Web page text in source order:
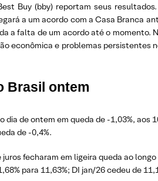
Buy (bby) reportam seus
a um acordo com a Casa Branca
a falta de um acordo até o momento.
econômica e problemas persistentes
Brasil ontem
dia de ontem em queda de -1,03%,
de -0,4%.
fecharam em ligeira queda ao
para 11,63%; DI jan/26 cedeu de